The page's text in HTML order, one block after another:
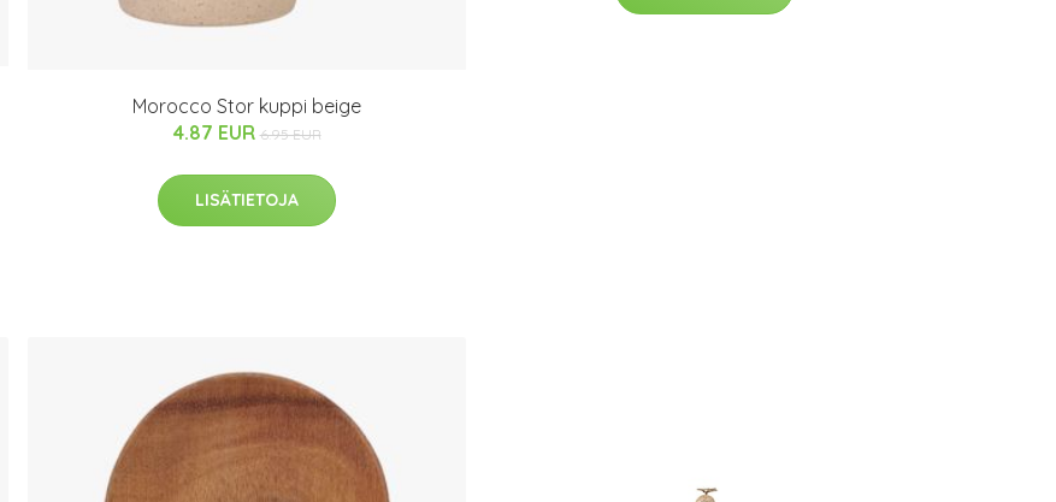
Morocco Stor kuppi beige
4.87 EUR 6.95 EUR
LISÄTIETOJA